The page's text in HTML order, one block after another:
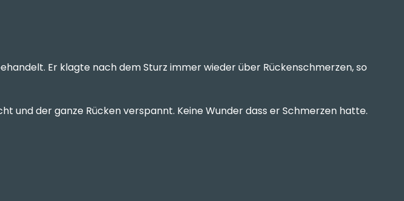
Er klagte nach dem Sturz immer wieder über Rückenschmerzen, so
und der ganze Rücken verspannt. Keine Wunder dass er Schmerzen hatte.